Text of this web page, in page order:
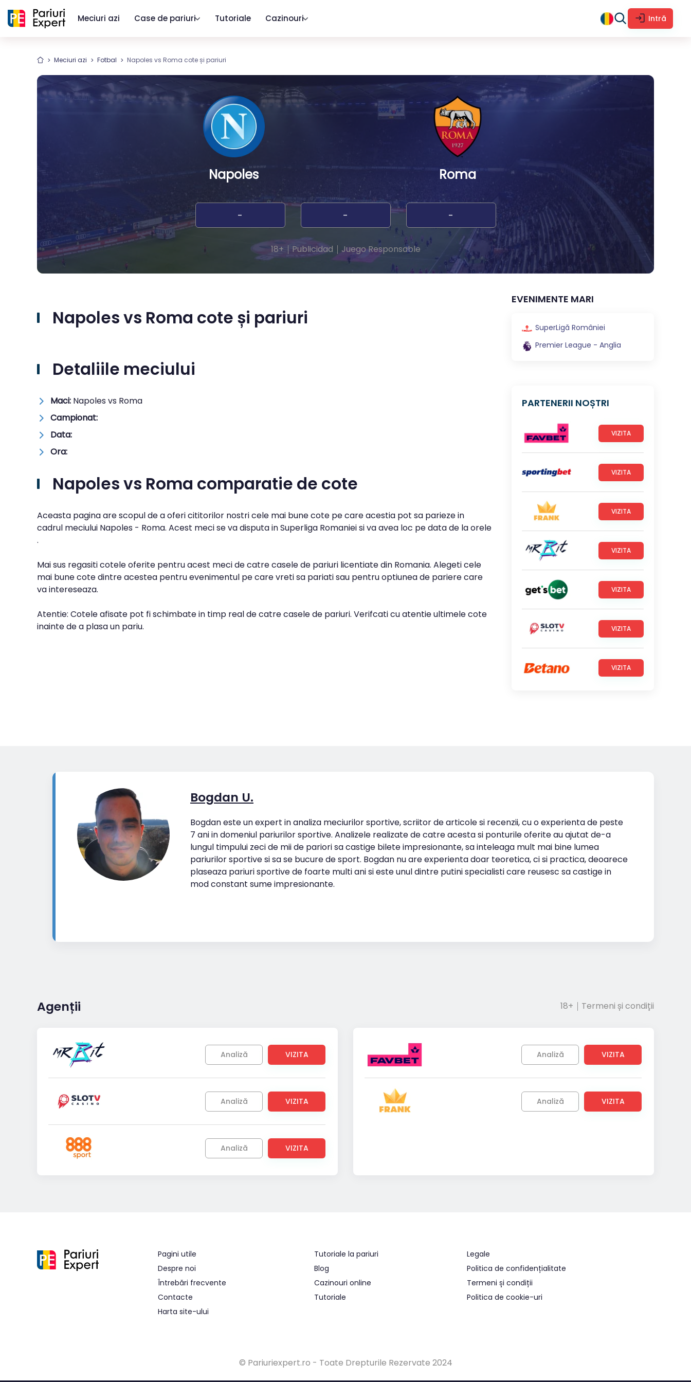
Meciuri azi Case de pariuri Tutoriale Cazinouri Intră
Meciuri azi Fotbal Napoles vs Roma cote și pariuri
Napoles Roma
- - -
18+ Publicidad Juego Responsable
Napoles vs Roma cote și pariuri
Detaliile meciului
Maci: Napoles vs Roma
Campionat:
Data:
Ora:
Napoles vs Roma comparatie de cote
Aceasta pagina are scopul de a oferi cititorilor nostri cele mai bune cote pe care acestia pot sa parieze in
cadrul meciului Napoles - Roma. Acest meci se va disputa in Superliga Romaniei si va avea loc pe data de la orele
.
Mai sus regasiti cotele oferite pentru acest meci de catre casele de pariuri licentiate din Romania. Alegeti cele
mai bune cote dintre acestea pentru evenimentul pe care vreti sa pariati sau pentru optiunea de pariere care
va intereseaza.
Atentie: Cotele afisate pot fi schimbate in timp real de catre casele de pariuri. Verifcati cu atentie ultimele cote
inainte de a plasa un pariu.
EVENIMENTE MARI
SuperLigă României
Premier League - Anglia
PARTENERII NOȘTRI
VIZITA
VIZITA
VIZITA
VIZITA
VIZITA
VIZITA
VIZITA
Bogdan U.
Bogdan este un expert in analiza meciurilor sportive, scriitor de articole si recenzii, cu o experienta de peste
7 ani in domeniul pariurilor sportive. Analizele realizate de catre acesta si ponturile oferite au ajutat de-a
lungul timpului zeci de mii de pariori sa castige bilete impresionante, sa inteleaga mult mai bine lumea
pariurilor sportive si sa se bucure de sport. Bogdan nu are experienta doar teoretica, ci si practica, deoarece
plaseaza pariuri sportive de foarte multi ani si este unul dintre putini specialisti care reusesc sa castige in
mod constant sume impresionante.
Agenții 18+ Termeni și condiții
Analiză VIZITA
Analiză VIZITA
Analiză VIZITA
Analiză VIZITA
Analiză VIZITA
Pagini utile
Despre noi
Întrebări frecvente
Contacte
Harta site-ului
Tutoriale la pariuri
Blog
Cazinouri online
Tutoriale
Legale
Politica de confidențialitate
Termeni și condiții
Politica de cookie-uri
© Pariuriexpert.ro - Toate Drepturile Rezervate 2024